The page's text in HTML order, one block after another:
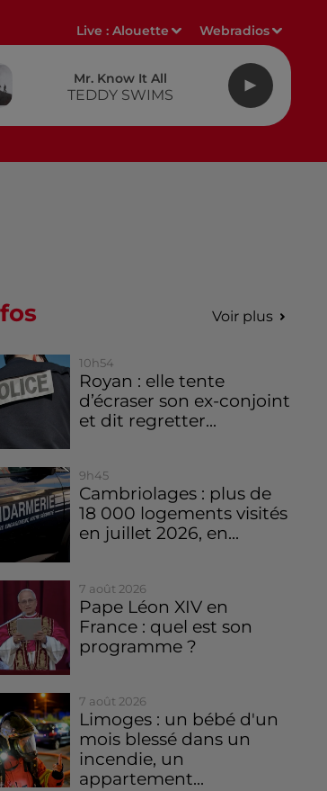
Live :Alouette Webradios
Mr. Know It All
TEDDY SWIMS
Voir plus
10h54
Royan : elle tente
d’écraser son ex-conjoint
et dit regretter...
9h45
Cambriolages : plus de
18 000 logements visités
en juillet 2026, en...
7 août 2026
Pape Léon XIV en
France : quel est son
programme ?
7 août 2026
Limoges : un bébé d'un
mois blessé dans un
incendie, un
appartement...